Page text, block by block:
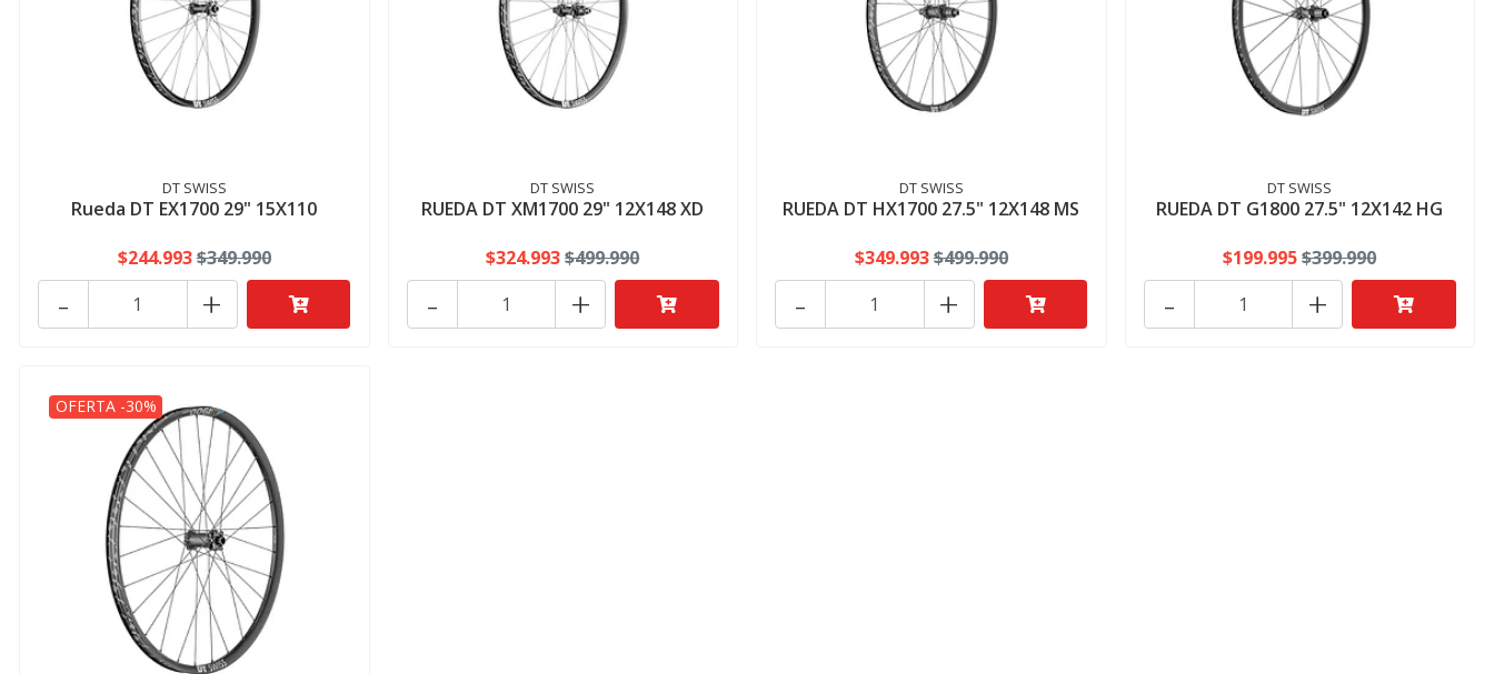
DT SWISS
Rueda DT EX1700 29" 15X110
$244.993$349.990
+
-
DT SWISS
RUEDA DT XM1700 29" 12X148 XD
$324.993$499.990
+
-
DT SWISS
RUEDA DT HX1700 27.5" 12X148 MS
$349.993$499.990
+
-
DT SWISS
RUEDA DT G1800 27.5" 12X142 HG
$199.995$399.990
+
-
OFERTA -30%